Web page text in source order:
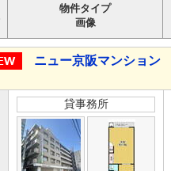
物件タイプ
画像
ニュー京阪マンション
貸事務所